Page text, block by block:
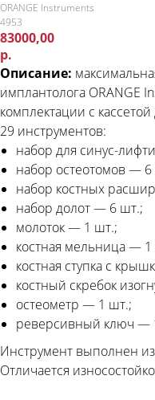
ORANGE Instruments
4953
83000,00
р.
Описание:
имплантолога ORANGE
комплектации с
29 инструментов:
набор для синус-
набор остеотомов —
набор костных
набор долот — 6 шт.;
молоток — 1 шт.;
костная мельница —
костная ступка с
костный скребок
остеометр — 1 шт.;
реверсивный ключ —
Инструмент выполнен
Отличается